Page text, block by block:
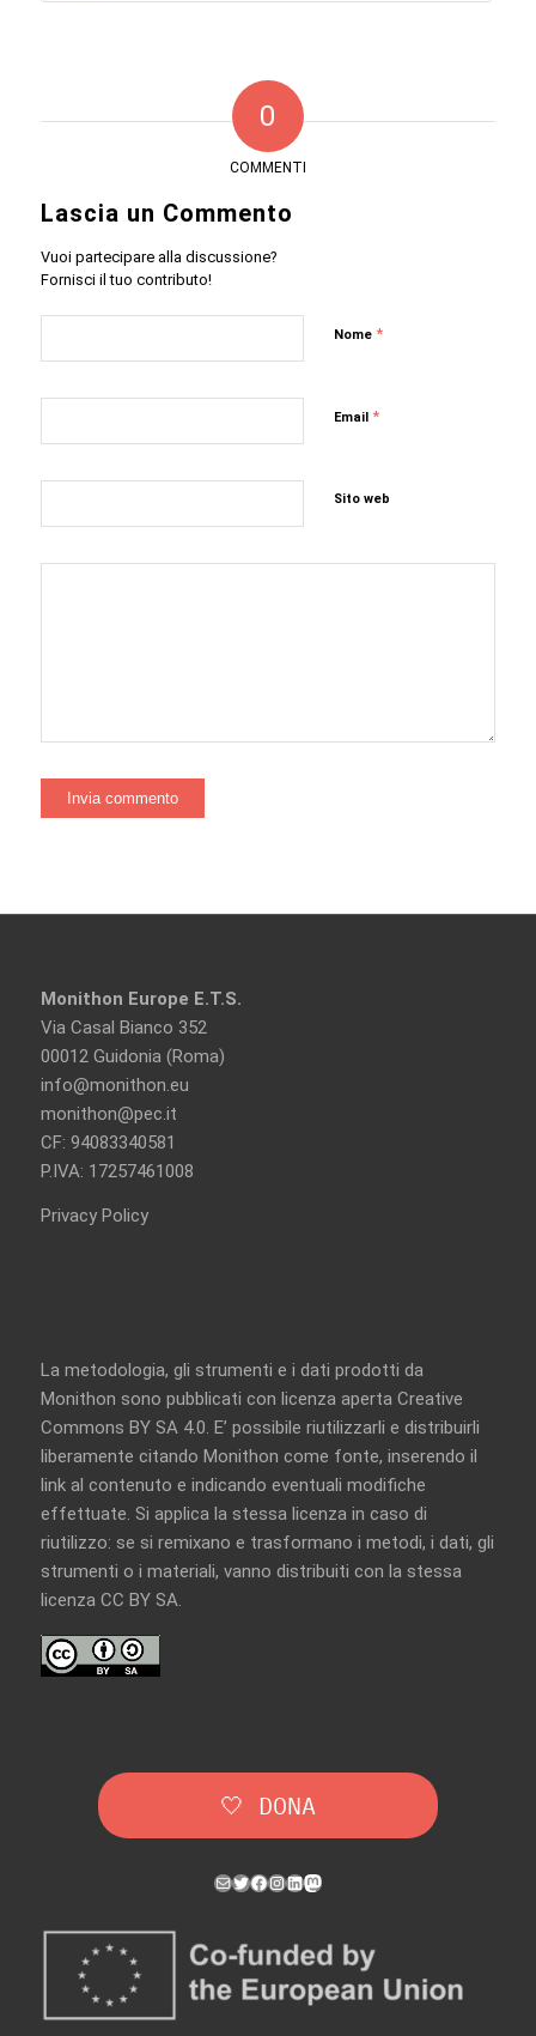
0
COMMENTI
Lascia un Commento
Vuoi partecipare alla discussione?
Fornisci il tuo contributo!
Nome *
Email *
Sito web
Monithon Europe E.T.S.
Via Casal Bianco 352
00012 Guidonia (Roma)
info@monithon.eu
monithon@pec.it
CF: 94083340581
P.IVA: 17257461008
Privacy Policy
La metodologia, gli strumenti e i dati prodotti da
Monithon sono pubblicati con licenza aperta Creative
Commons BY SA 4.0. E’ possibile riutilizzarli e distribuirli
liberamente citando Monithon come fonte, inserendo il
link al contenuto e indicando eventuali modifiche
effettuate. Si applica la stessa licenza in caso di
riutilizzo: se si remixano e trasformano i metodi, i dati, gli
strumenti o i materiali, vanno distribuiti con la stessa
licenza CC BY SA.
🤍 DONA
MailTwitter
Facebook
Instagram
LinkedIn
Mastodon